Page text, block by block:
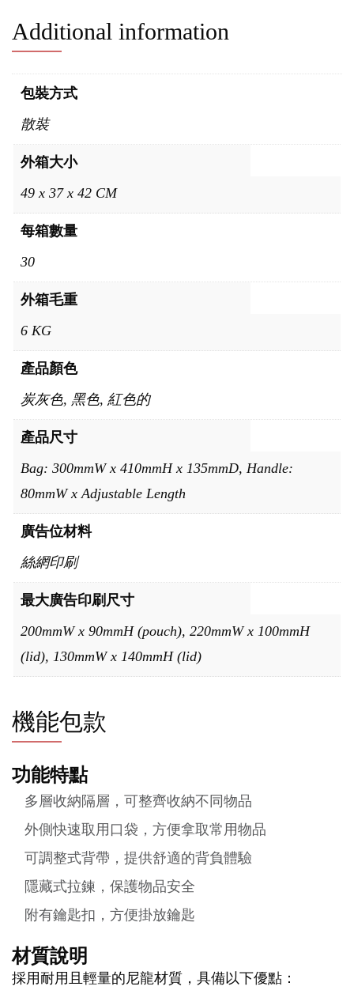
Additional information
包裝方式
散裝
外箱大小
49 x 37 x 42 CM
每箱數量
30
外箱毛重
6 KG
產品顏色
炭灰色, 黑色, 紅色的
產品尺寸
Bag: 300mmW x 410mmH x 135mmD, Handle:
80mmW x Adjustable Length
廣告位材料
絲網印刷
最大廣告印刷尺寸
200mmW x 90mmH (pouch), 220mmW x 100mmH
(lid), 130mmW x 140mmH (lid)
機能包款
功能特點
多層收納隔層，可整齊收納不同物品
外側快速取用口袋，方便拿取常用物品
可調整式背帶，提供舒適的背負體驗
隱藏式拉鍊，保護物品安全
附有鑰匙扣，方便掛放鑰匙
材質說明
採用耐用且輕量的尼龍材質，具備以下優點：